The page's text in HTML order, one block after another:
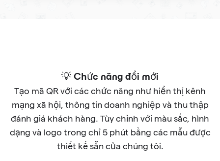
💡 Chức năng đổi mới
Tạo mã QR với các chức năng như hiển thị kênh
mạng xã hội, thông tin doanh nghiệp và thu thập
đánh giá khách hàng. Tùy chỉnh với màu sắc, hình
dạng và logo trong chỉ 5 phút bằng các mẫu được
thiết kế sẵn của chúng tôi.